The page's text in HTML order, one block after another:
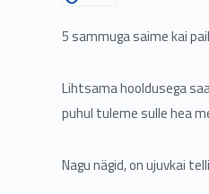
5 sammuga saime kai
Lihtsama hooldusega
puhul tuleme sulle hea
Nagu nägid, on ujuvkai